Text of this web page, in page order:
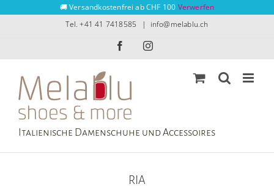
🚚 Versandkostenfrei ab CHF 100 Verwerfen
Tel. +41 41 7418585 | info@melablu.ch
FacebookInstagram
Italienische Damenschuhe und Accessoires
RIA